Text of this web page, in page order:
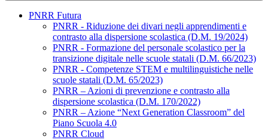
PNRR Futura
PNRR - Riduzione dei divari negli apprendimenti e
contrasto alla dispersione scolastica (D.M. 19/2024)
PNRR - Formazione del personale scolastico per la
transizione digitale nelle scuole statali (D.M. 66/2023)
PNRR - Competenze STEM e multilinguistiche nelle
scuole statali (D.M. 65/2023)
PNRR – Azioni di prevenzione e contrasto alla
dispersione scolastica (D.M. 170/2022)
PNRR – Azione “Next Generation Classroom” del
Piano Scuola 4.0
PNRR Cloud